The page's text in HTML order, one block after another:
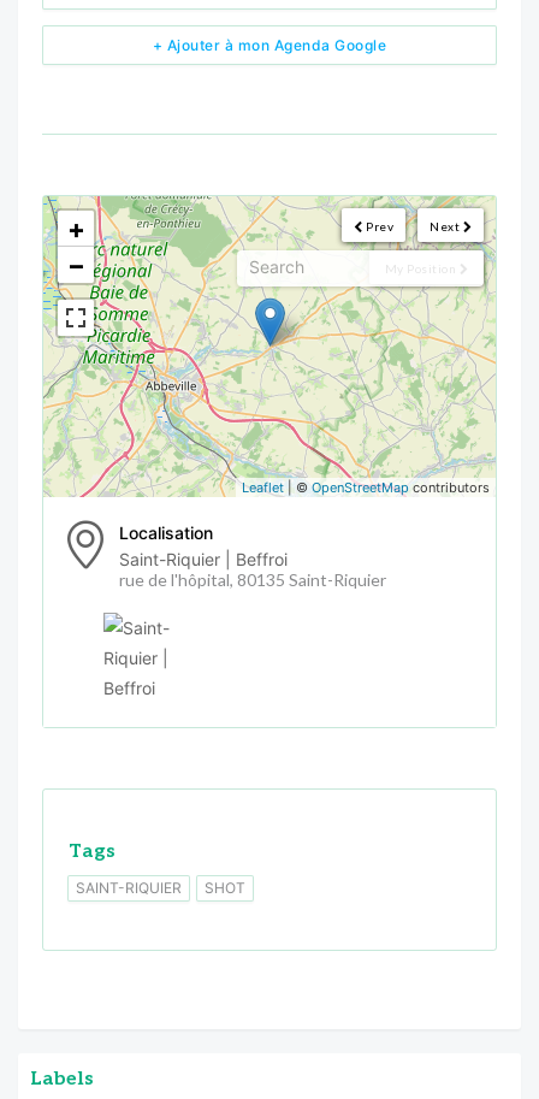
+ Ajouter à mon Agenda Google
Next
Prev
My Position
<!---->
+
−
Leaflet | © OpenStreetMap contributors
Localisation
Saint-Riquier | Beffroi
rue de l'hôpital, 80135 Saint-Riquier
Tags
SAINT-RIQUIER SHOT
Labels